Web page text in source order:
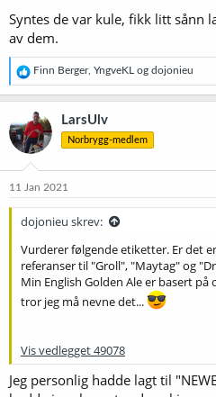
Syntes de var kule, fikk litt sånn
av dem.
R
e
a
k
s
j
o
e
Finn Berger, YngveKL og dojonieu
LarsUlv
Norbrygg-medlem
11 Jan 2021
dojonieu skrev:
Vurderer følgende etiketter. Er det
referanser til "Groll", "Maytag" og
Min English Golden Ale er basert
tror jeg må nevne det...
Vis vedlegget 49078
Jeg personlig hadde lagt til